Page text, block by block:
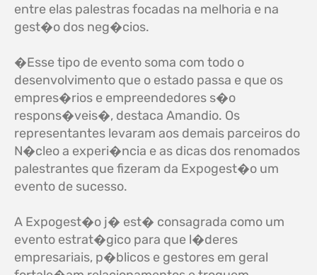
entre elas palestras focadas na melhoria e na
gest�o dos neg�cios.
�Esse tipo de evento soma com todo o
desenvolvimento que o estado passa e que os
empres�rios e empreendedores s�o
respons�veis�, destaca Amandio. Os
representantes levaram aos demais parceiros do
N�cleo a experi�ncia e as dicas dos renomados
palestrantes que fizeram da Expogest�o um
evento de sucesso.
A Expogest�o j� est� consagrada como um
evento estrat�gico para que l�deres
empresariais, p�blicos e gestores em geral